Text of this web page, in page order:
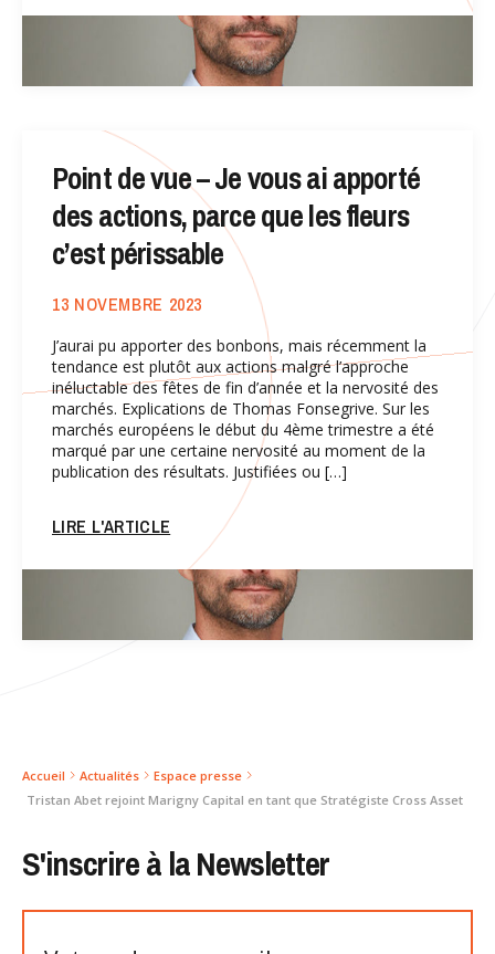
Point de vue – Je vous ai apporté
des actions, parce que les fleurs
c’est périssable
13 NOVEMBRE 2023
J’aurai pu apporter des bonbons, mais récemment la
tendance est plutôt aux actions malgré l’approche
inéluctable des fêtes de fin d’année et la nervosité des
marchés. Explications de Thomas Fonsegrive. Sur les
marchés européens le début du 4ème trimestre a été
marqué par une certaine nervosité au moment de la
publication des résultats. Justifiées ou […]
LIRE L'ARTICLE
Accueil Actualités
Espace presse
Tristan Abet rejoint Marigny Capital en tant que Stratégiste Cross Asset
S'inscrire à la Newsletter